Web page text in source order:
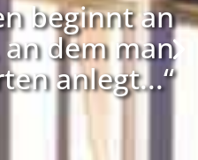
beginnt an
dem man
anlegt...“